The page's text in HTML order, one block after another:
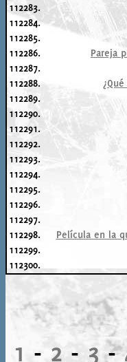
112283.
112284.
112285.
112286.
Pareja
112287.
112288.
112289.
112290.
112291.
112292.
112293.
112294.
112295.
112296.
112297.
112298.
Película en la
112299.
112300.
1 - 2 - 3-